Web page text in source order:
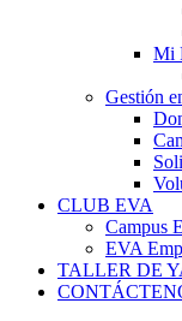
Mi
Gestión
CLUB EVA
Campus
EVA
TALLER DE